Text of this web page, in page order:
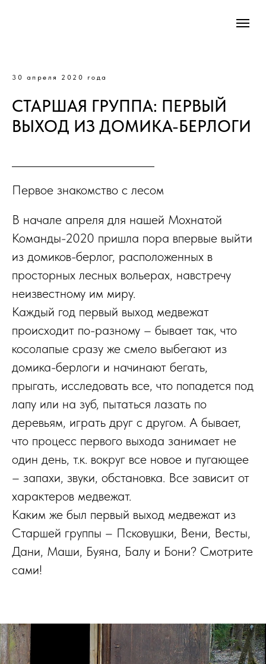
30 апреля 2020 года
СТАРШАЯ ГРУППА: ПЕРВЫЙ
ВЫХОД ИЗ ДОМИКА-БЕРЛОГИ
Первое знакомство с лесом
В начале апреля для нашей Мохнатой
Команды-2020 пришла пора впервые выйти
из домиков-берлог, расположенных в
просторных лесных вольерах, навстречу
неизвестному им миру.
Каждый год первый выход медвежат
происходит по-разному – бывает так, что
косолапые сразу же смело выбегают из
домика-берлоги и начинают бегать,
прыгать, исследовать все, что попадется под
лапу или на зуб, пытаться лазать по
деревьям, играть друг с другом. А бывает,
что процесс первого выхода занимает не
один день, т.к. вокруг все новое и пугающее
– запахи, звуки, обстановка. Все зависит от
характеров медвежат.
Каким же был первый выход медвежат из
Старшей группы – Псковушки, Вени, Весты,
Дани, Маши, Буяна, Балу и Бони? Смотрите
сами!